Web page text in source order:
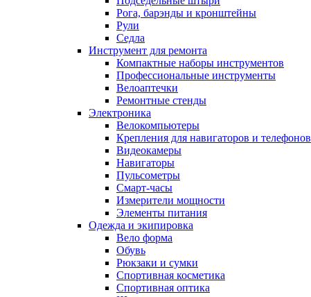
Рога, барэнды и кронштейны
Рули
Седла
Инструмент для ремонта
Компактные наборы инструментов
Профессиональные инструменты
Велоаптечки
Ремонтные стенды
Электроника
Велокомпьютеры
Крепления для навигаторов и телефонов
Видеокамеры
Навигаторы
Пульсометры
Смарт-часы
Измерители мощности
Элементы питания
Одежда и экипировка
Вело форма
Обувь
Рюкзаки и сумки
Спортивная косметика
Спортивная оптика